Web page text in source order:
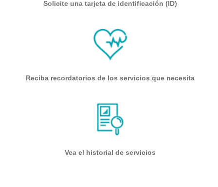
Solicite una tarjeta de identificación (ID)
Reciba recordatorios de los servicios que necesita
Vea el historial de servicios